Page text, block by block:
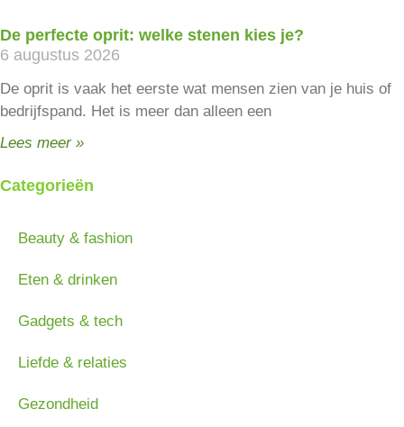
De perfecte oprit: welke stenen kies je?
6 augustus 2026
De oprit is vaak het eerste wat mensen zien van je huis of
bedrijfspand. Het is meer dan alleen een
Lees meer »
Categorieën
Beauty & fashion
Eten & drinken
Gadgets & tech
Liefde & relaties
Gezondheid